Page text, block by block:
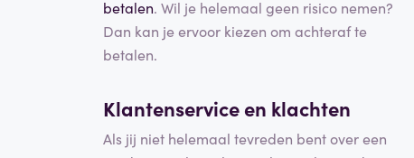
betalen. Wil je helemaal geen risico nemen?
Dan kan je ervoor kiezen om achteraf te
betalen.
Klantenservice en klachten
Als jij niet helemaal tevreden bent over een